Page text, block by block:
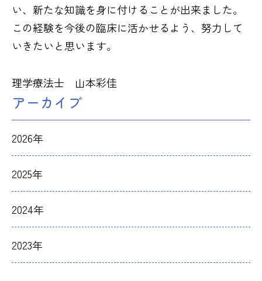
い、新たな知識を身に付けることが出来ました。
この経験を今後の臨床に活かせるよう、努力して
いきたいと思います。
理学療法士 山本彩佳
アーカイブ
2026年
2025年
2024年
2023年